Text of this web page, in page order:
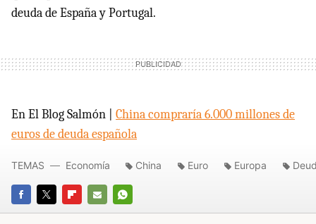
deuda de España y Portugal.
En El Blog Salmón | China compraría 6.000 millones de
euros de deuda española
FACEBOOK
TWITTERFLIPBOARD
E-
WHATSAPP
TEMAS Economía China Euro Europa